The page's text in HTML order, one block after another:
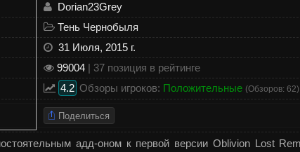
Dorian23Grey
Тень Чернобыля
31 Июля, 2015 г.
99004 | 37 позиция в рейтинге
4.2 Обзоры игроков: Положительные (Обзоров: 62)
Поделиться
адд-оном к первой версии Oblivion Lost